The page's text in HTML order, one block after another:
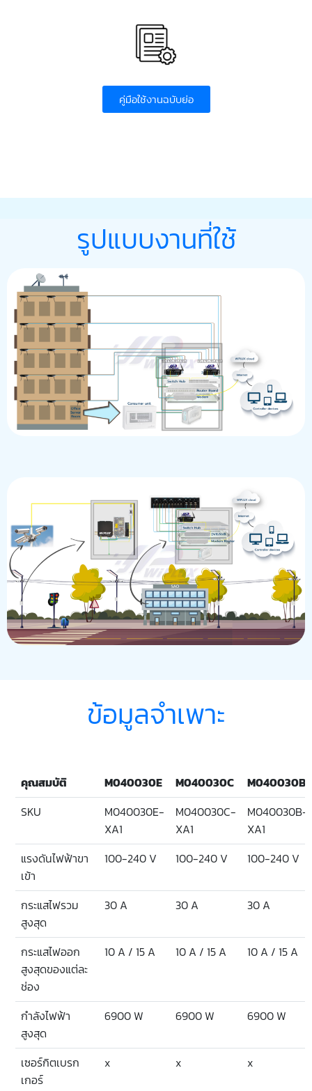
คู่มือใช้งานฉบับย่อ
รูปแบบงานที่ใช้
ข้อมูลจำเพาะ
คุณสมบัติ M040030E M040030C
M040030B
SKU
M040030E-
XA1
M040030C-
XA1
M040030B-
XA1
แรงดันไฟฟ้าขา
เข้า
100-240 V 100-240 V 100-240 V
กระแสไฟรวม
สูงสุด
30 A 30 A 30 A
กระแสไฟออก
สูงสุดของแต่ละ
ช่อง
10 A / 15 A 10 A / 15 A 10 A / 15 A
กำลังไฟฟ้า
สูงสุด
6900 W 6900 W 6900 W
เซอร์กิตเบรก
เกอร์
x x x